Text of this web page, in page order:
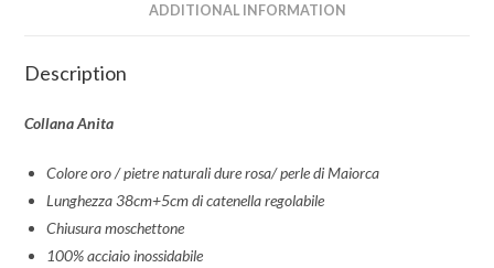
ADDITIONAL INFORMATION
Description
Collana Anita
Colore oro / pietre naturali dure rosa/ perle di Maiorca
Lunghezza 38cm+5cm di catenella regolabile
Chiusura moschettone
100% acciaio inossidabile